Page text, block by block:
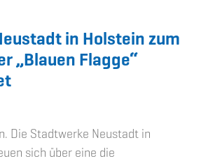
in Holstein zum
„Blauen Flagge“
Die Stadtwerke Neustadt in
sich über eine die